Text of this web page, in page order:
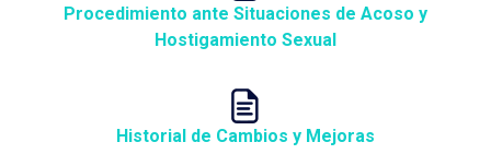
Procedimiento ante Situaciones de Acoso y
Hostigamiento Sexual
Historial de Cambios y Mejoras